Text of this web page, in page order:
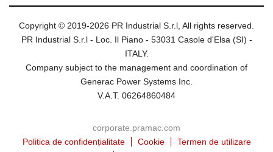
Copyright © 2019-2026 PR Industrial S.r.l, All rights reserved.
PR Industrial S.r.l - Loc. Il Piano - 53031 Casole d'Elsa (SI) -
ITALY.
Company subject to the management and coordination of
Generac Power Systems Inc.
V.A.T. 06264860484
corporate.pramac.com
Politica de confidențialitate
Cookie
Termen de utilizare